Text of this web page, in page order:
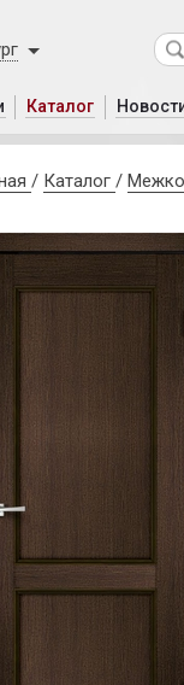
Каталог
/ Каталог /